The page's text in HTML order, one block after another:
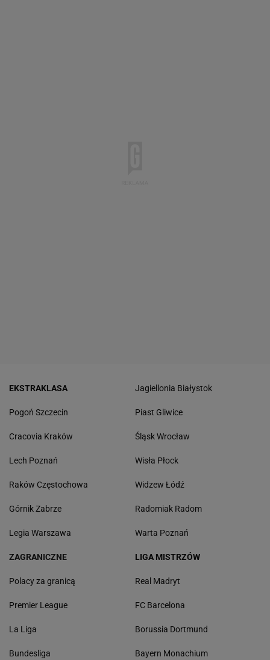
EKSTRAKLASA
Pogoń Szczecin
Cracovia Kraków
Lech Poznań
Raków Częstochowa
Górnik Zabrze
Legia Warszawa
Jagiellonia Białystok
Piast Gliwice
Śląsk Wrocław
Wisła Płock
Widzew Łódź
Radomiak Radom
Warta Poznań
ZAGRANICZNE
Polacy za granicą
Premier League
La Liga
Bundesliga
LIGA MISTRZÓW
Real Madryt
FC Barcelona
Borussia Dortmund
Bayern Monachium